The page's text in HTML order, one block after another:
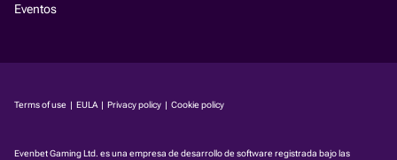
Eventos
Terms of use | EULA | Privacy policy | Cookie policy
Evenbet Gaming Ltd. es una empresa de desarrollo de software registrada bajo las